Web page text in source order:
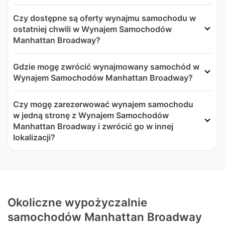
Czy dostępne są oferty wynajmu samochodu w
ostatniej chwili w Wynajem Samochodów
Manhattan Broadway?
Gdzie mogę zwrócić wynajmowany samochód w
Wynajem Samochodów Manhattan Broadway?
Czy mogę zarezerwować wynajem samochodu
w jedną stronę z Wynajem Samochodów
Manhattan Broadway i zwrócić go w innej
lokalizacji?
Okoliczne wypożyczalnie
samochodów Manhattan Broadway